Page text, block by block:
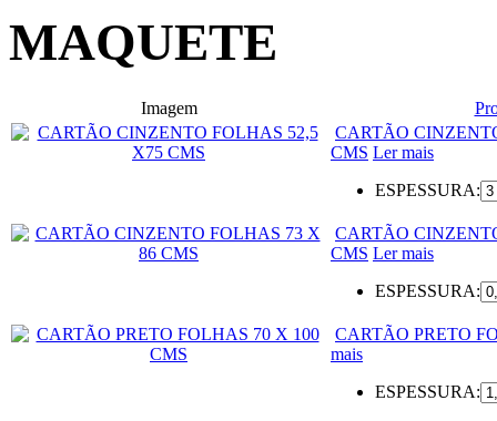
MAQUETE
Imagem
CARTÃO
CMS Ler mais
ESPESSURA:
CARTÃO
CMS Ler mais
ESPESSURA:
CARTÃO PRETO
mais
ESPESSURA: